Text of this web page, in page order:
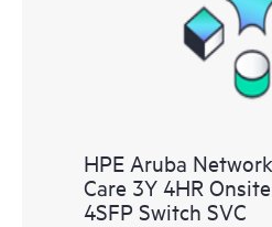
HPE Aruba
Care 3Y 4HR
4SFP Switch SVC